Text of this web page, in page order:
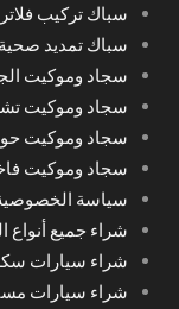
سباك تركيب
سباك تمديد
سجاد وموكيت
سجاد وموكيت
سجاد وموكيت حولي
سجاد وموكيت
سياسة
شراء جميع
شراء سيارات
شراء سيارات